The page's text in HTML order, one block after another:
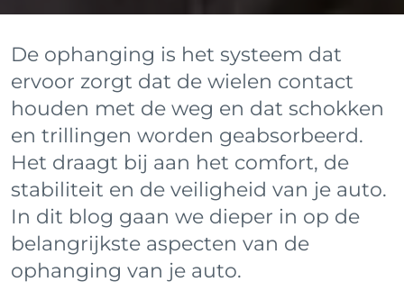
De ophanging is het systeem dat
ervoor zorgt dat de wielen contact
houden met de weg en dat schokken
en trillingen worden geabsorbeerd.
Het draagt bij aan het comfort, de
stabiliteit en de veiligheid van je auto.
In dit blog gaan we dieper in op de
belangrijkste aspecten van de
ophanging van je auto.